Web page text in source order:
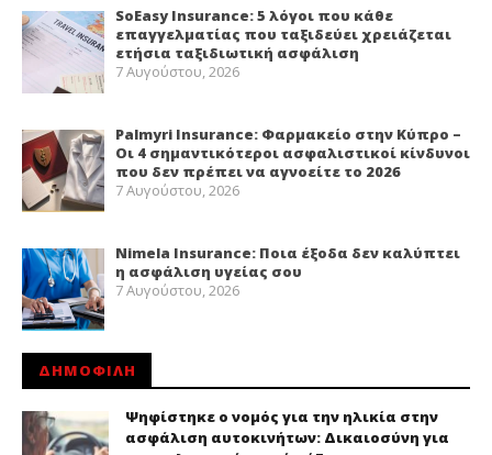
SoEasy Insurance: 5 λόγοι που κάθε
επαγγελματίας που ταξιδεύει χρειάζεται
ετήσια ταξιδιωτική ασφάλιση
7 Αυγούστου, 2026
Palmyri Insurance: Φαρμακείο στην Κύπρο –
Οι 4 σημαντικότεροι ασφαλιστικοί κίνδυνοι
που δεν πρέπει να αγνοείτε το 2026
7 Αυγούστου, 2026
Nimela Insurance: Ποια έξοδα δεν καλύπτει
η ασφάλιση υγείας σου
7 Αυγούστου, 2026
ΔΗΜΟΦΙΛΗ
Ψηφίστηκε ο νομός για την ηλικία στην
ασφάλιση αυτοκινήτων: Δικαιοσύνη για